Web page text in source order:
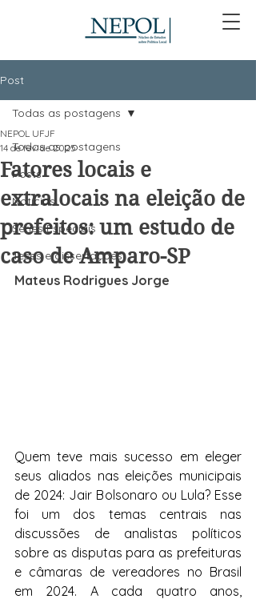
Post
Todas as postagens
Posts
Notícias
Séries Especiais
Teses e dissertações
Todas as postagens
Fatores locais e
extralocais na eleição de
prefeitos: um estudo de
caso de Amparo-SP
NEPOL UFJF
14 de fev. de 2025
Mateus Rodrigues Jorge
Quem teve mais sucesso em eleger
seus aliados nas eleições municipais
de 2024: Jair Bolsonaro ou Lula? Esse
foi um dos temas centrais nas
discussões de analistas políticos
sobre as disputas para as prefeituras
e câmaras de vereadores no Brasil
em 2024. A cada quatro anos,